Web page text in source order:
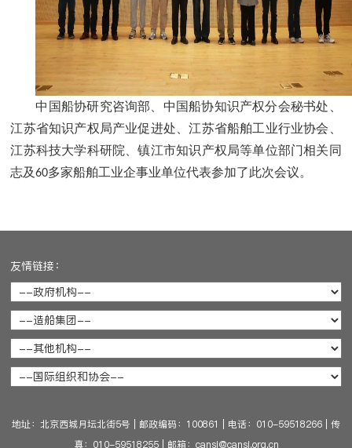
中国船协研究咨询部、中国船协知识产权分会秘书处、
江苏省知识产权局产业促进处、江苏省船舶工业行业协会、
江苏科技大学科研院、镇江市知识产权局等单位部门相关同
志及60多家船舶工业企事业单位代表参加了此次会议。
友情链接：
地址：北京西城月坛北街5号 邮政编码：100861 电话：010-59518266
传
真：010-59518255| 邮箱：cansi@cansi.org.cn